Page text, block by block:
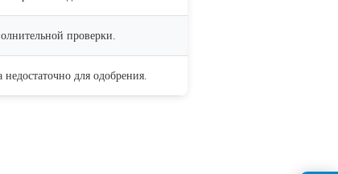
проверки.
для одобрения.